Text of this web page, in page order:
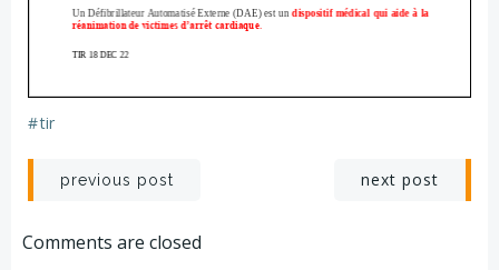
#tir
Post
navigation
previous post next post
Comments are closed